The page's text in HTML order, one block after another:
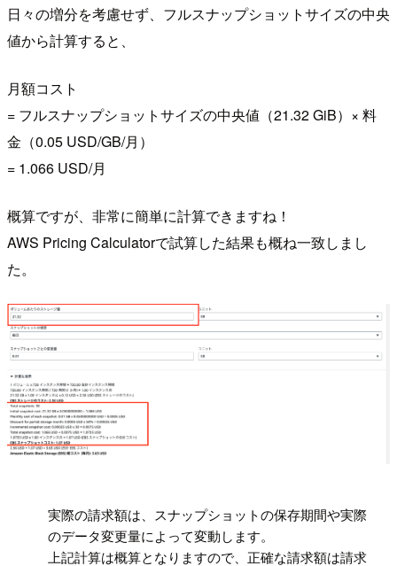
日々の増分を考慮せず、フルスナップショットサイズの中央
値から計算すると、
月額コスト
= フルスナップショットサイズの中央値（21.32 GiB）× 料
金（0.05 USD/GB/月）
= 1.066 USD/月
概算ですが、非常に簡単に計算できますね！
AWS Pricing Calculatorで試算した結果も概ね一致しまし
た。
実際の請求額は、スナップショットの保存期間や実際
のデータ変更量によって変動します。
上記計算は概算となりますので、正確な請求額は請求